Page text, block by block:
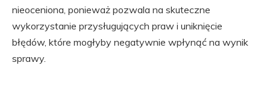
nieoceniona, ponieważ pozwala na skuteczne
wykorzystanie przysługujących praw i uniknięcie
błędów, które mogłyby negatywnie wpłynąć na wynik
sprawy.